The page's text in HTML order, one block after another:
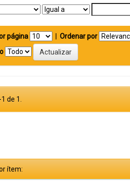
página Ordenar por
de 1.
ítem: